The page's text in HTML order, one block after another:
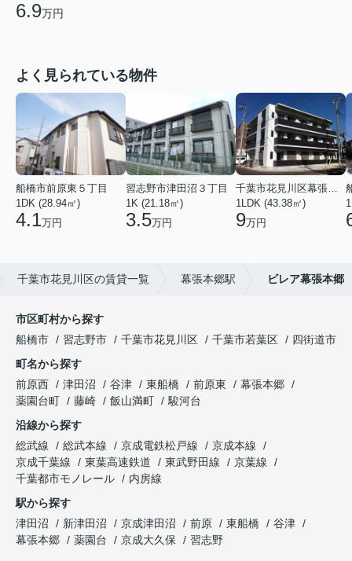
6.9万円
よく見られている物件
船橋市前原東５丁目
1DK (28.94㎡)
4.1万円
習志野市津田沼３丁目
1K (21.18㎡)
3.5万円
1LDK (43.38㎡)
9万円
千葉市花見川区の賃貸一覧 幕張本郷駅 ビレア幕張本郷
市区町村から探す
船橋市
習志野市 千葉市花見川区 千葉市若葉区
四街道市
町名から探す
前原西
津田沼 谷津 東船橋 前原東
幕張本郷
薬園台町
藤崎 飯山満町
駿河台
沿線から探す
総武線
総武本線 京成電鉄松戸線
京成本線
京成千葉線
東葉高速鉄道 東武野田線
京葉線
千葉都市モノレール
内房線
駅から探す
津田沼
新津田沼 京成津田沼 前原 東船橋
谷津
幕張本郷
薬園台 京成大久保 習志野